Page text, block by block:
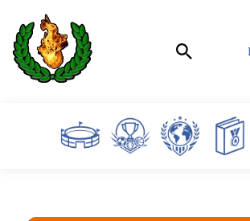
Saltar
al
contenido